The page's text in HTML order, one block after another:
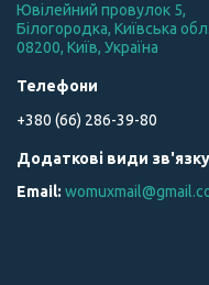
Ювілейний провулок 5,
Білогородка, Київська
08200, Київ, Україна
+380 (66) 286-39-80